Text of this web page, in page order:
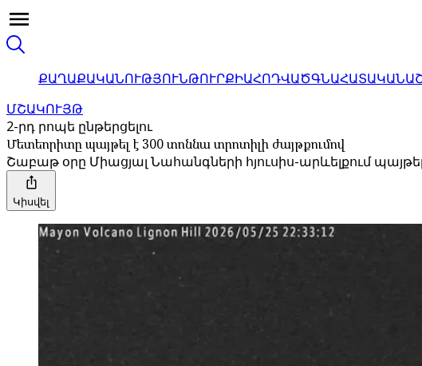
ՔԱՂԱՔԱԿԱՆՈՒԹՅՈՒՆԹՈՒՐՔԻԱՀՈԴՎԱԾԳՆԱՀԱՏԱԿԱՆ
ՄՇԱԿՈՒՅԹ
2-րդ րոպե ընթերցելու
Մետեորիտը պայթել է 300 տոննա տրոտիլի ժայթքումով
Շաբաթ օրը Միացյալ Նահանգների հյուսիս-արևելքում
Կիսվել